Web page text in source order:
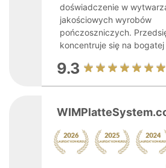
doświadczenie w
jakościowych wyrobów
pończoszniczych.
koncentruje się na
9.3